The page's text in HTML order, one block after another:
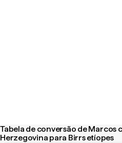
Tabela de conversão de Marcos
Herzegovina para Birrs etíopes